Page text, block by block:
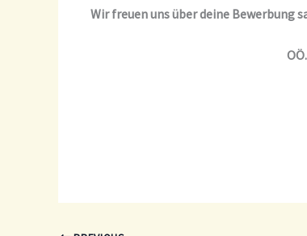
Wir freuen uns über deine Bewerbung